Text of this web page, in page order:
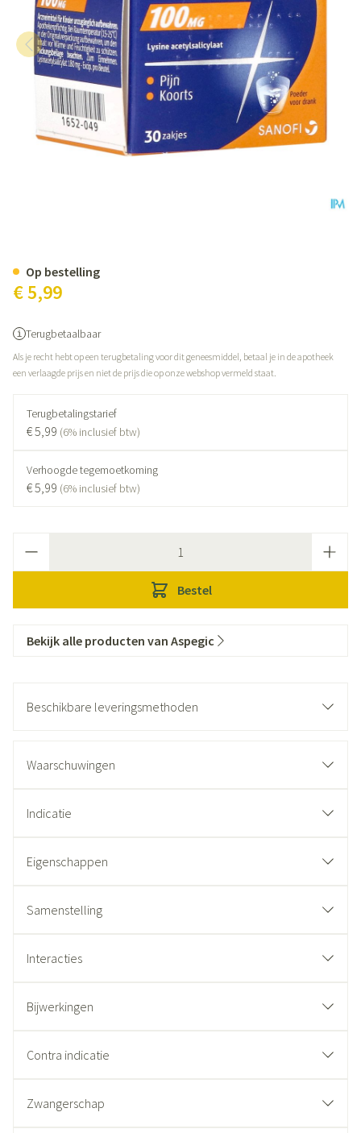
€ 5,99
Terugbetaalbaar
Als je recht hebt op een terugbetaling voor dit geneesmiddel, betaal je in de apotheek
een verlaagde prijs en niet de prijs die op onze webshop vermeld staat.
Terugbetalingstarief
€ 5,99 (6% inclusief btw)
Verhoogde tegemoetkoming
€ 5,99 (6% inclusief btw)
Bestel
Op bestelling
Bekijk alle producten van Aspegic
Beschikbare leveringsmethoden
Waarschuwingen
Indicatie
Eigenschappen
Samenstelling
Interacties
Bijwerkingen
Contra indicatie
Zwangerschap